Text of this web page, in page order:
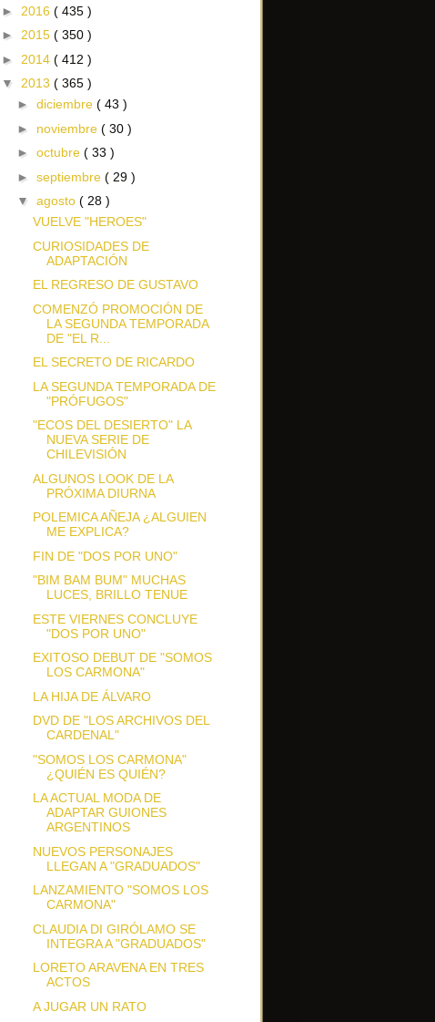
► 2016 ( 435 )
► 2015 ( 350 )
► 2014 ( 412 )
▼ 2013 ( 365 )
► diciembre ( 43 )
► noviembre ( 30 )
► octubre ( 33 )
► septiembre ( 29 )
▼ agosto ( 28 )
VUELVE "HEROES"
CURIOSIDADES DE
ADAPTACIÓN
EL REGRESO DE GUSTAVO
COMENZÓ PROMOCIÓN DE
LA SEGUNDA TEMPORADA
DE "EL R...
EL SECRETO DE RICARDO
LA SEGUNDA TEMPORADA DE
"PRÓFUGOS"
"ECOS DEL DESIERTO" LA
NUEVA SERIE DE
CHILEVISIÓN
ALGUNOS LOOK DE LA
PRÓXIMA DIURNA
POLEMICA AÑEJA ¿ALGUIEN
ME EXPLICA?
FIN DE "DOS POR UNO"
"BIM BAM BUM" MUCHAS
LUCES, BRILLO TENUE
ESTE VIERNES CONCLUYE
"DOS POR UNO"
EXITOSO DEBUT DE "SOMOS
LOS CARMONA"
LA HIJA DE ÁLVARO
DVD DE "LOS ARCHIVOS DEL
CARDENAL"
"SOMOS LOS CARMONA"
¿QUIÉN ES QUIÉN?
LA ACTUAL MODA DE
ADAPTAR GUIONES
ARGENTINOS
NUEVOS PERSONAJES
LLEGAN A "GRADUADOS"
LANZAMIENTO "SOMOS LOS
CARMONA"
CLAUDIA DI GIRÓLAMO SE
INTEGRA A "GRADUADOS"
LORETO ARAVENA EN TRES
ACTOS
A JUGAR UN RATO